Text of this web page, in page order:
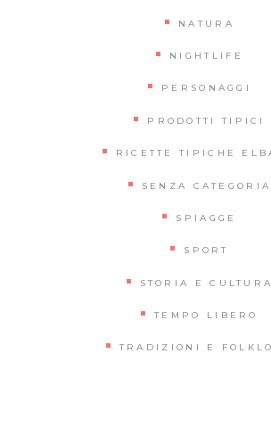
NATURA
NIGHTLIFE
PERSONAGGI
PRODOTTI TIPICI
RICETTE TIPICHE
SENZA CATEGORIA
SPIAGGE
SPORT
STORIA E CULTURA
TEMPO LIBERO
TRADIZIONI E